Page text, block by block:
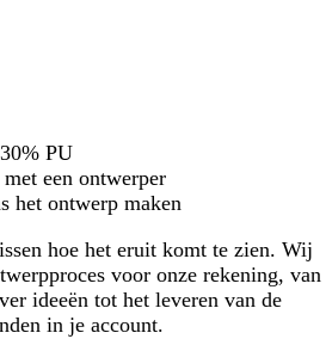
PU
een ontwerper
het ontwerp maken
hoe het eruit komt te zien. Wij
voor onze rekening, van
ideeën tot het leveren van de
in je account.